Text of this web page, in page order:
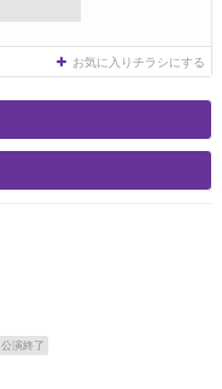
お気に入りチラシにする
公演終了